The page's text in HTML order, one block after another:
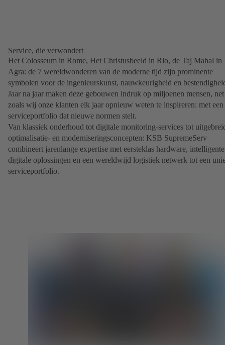
Service, die verwondert
Het Colosseum in Rome, Het Christusbeeld in Rio, de Taj Mahal in
Agra: de 7 wereldwonderen van de moderne tijd zijn prominente
symbolen voor de ingenieurskunst, nauwkeurigheid en
Jaar na jaar maken deze gebouwen indruk op miljoenen mensen, net
zoals wij onze klanten elk jaar opnieuw weten te inspireren: met een
serviceportfolio dat nieuwe normen stelt.
Van klassiek onderhoud tot digitale monitoring-services tot
optimalisatie- en moderniseringsconcepten: KSB SupremeServ
combineert jarenlange expertise met eersteklas hardware, intelligente
digitale oplossingen en een wereldwijd logistiek netwerk tot een
serviceportfolio.